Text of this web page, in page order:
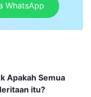
saudari,
lain, aku
meniru cara
WhatsApp
Apakah Semua
itu?